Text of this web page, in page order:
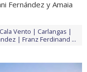
Fernández y Amaia
Cala Vento
Carlangas
Franz Ferdinand ...